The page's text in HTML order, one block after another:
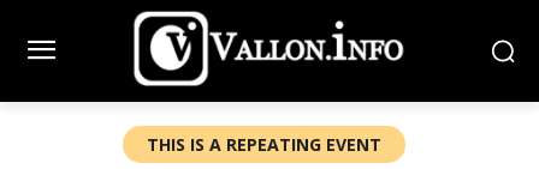
THIS IS A REPEATING EVENT